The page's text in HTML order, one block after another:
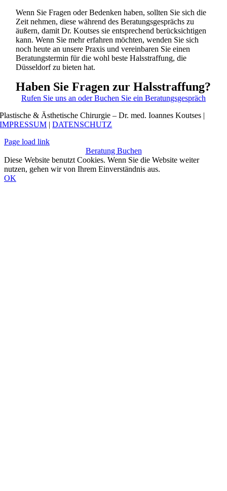
Wenn Sie Fragen oder Bedenken haben, sollten Sie sich die
Zeit nehmen, diese während des Beratungsgesprächs zu
äußern, damit Dr. Koutses sie entsprechend berücksichtigen
kann. Wenn Sie mehr erfahren möchten, wenden Sie sich
noch heute an unsere Praxis und vereinbaren Sie einen
Beratungstermin für die wohl beste Halsstraffung, die
Düsseldorf zu bieten hat.
Haben Sie Fragen zur Halsstraffung?
Rufen Sie uns an oder Buchen Sie ein Beratungsgespräch
Plastische & Ästhetische Chirurgie – Dr. med. Ioannes Koutses |
IMPRESSUM |DATENSCHUTZ
Page load link
Beratung Buchen
Diese Website benutzt Cookies. Wenn Sie die Website weiter
nutzen, gehen wir von Ihrem Einverständnis aus.
OK